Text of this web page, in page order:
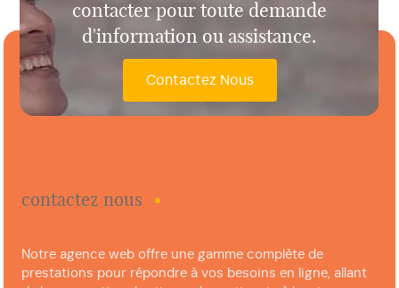
contacter pour toute demande
d'information ou assistance.
Contactez Nous
contactez nous
Notre agence web offre une gamme complète de
prestations pour répondre à vos besoins en ligne, allant